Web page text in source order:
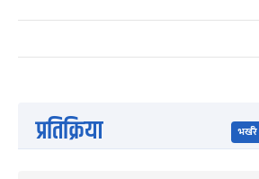
प्रतिक्रिया भर्खरै